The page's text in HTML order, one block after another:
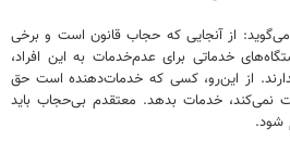
از آنجایی که حجاب قانون است و برخی
خدماتی برای عدم‌خدمات به این افراد،
از این‌رو، کسی که خدمات‌دهنده است حق
نمی‌کند، خدمات بدهد. معتقدم بی‌حجاب باید
شود.